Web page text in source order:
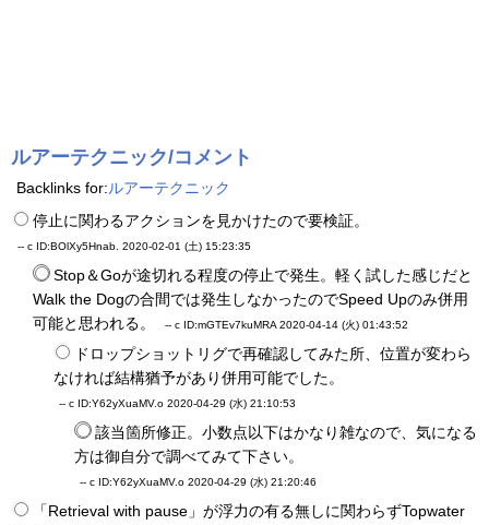
ルアーテクニック/コメント
Backlinks for:ルアーテクニック
停止に関わるアクションを見かけたので要検証。
-- c ID:BOlXy5Hnab. 2020-02-01 (土) 15:23:35
Stop＆Goが途切れる程度の停止で発生。軽く試した感じだと
Walk the Dogの合間では発生しなかったのでSpeed Upのみ併用
可能と思われる。
-- c ID:mGTEv7kuMRA 2020-04-14 (火) 01:43:52
ドロップショットリグで再確認してみた所、位置が変わら
なければ結構猶予があり併用可能でした。
-- c ID:Y62yXuaMV.o 2020-04-29 (水) 21:10:53
該当箇所修正。小数点以下はかなり雑なので、気になる
方は御自分で調べてみて下さい。
-- c ID:Y62yXuaMV.o 2020-04-29 (水) 21:20:46
「Retrieval with pause」が浮力の有る無しに関わらずTopwater